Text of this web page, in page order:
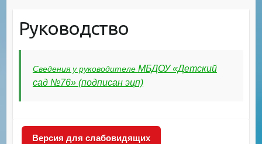
Руководство
Сведения у руководителе МБДОУ «Детский
сад №76» (подписан эцп)
Версия для слабовидящих